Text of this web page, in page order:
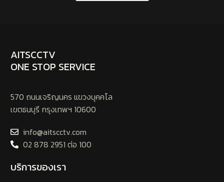
AITSCCTV
ONE STOP SERVICE
570 ถนนเจริญนคร แขวงบุคคโล
เขตธนบุรี กรุงเทพฯ 10600
info@aitscctv.com
02 878 2951 ต่อ 100
บริการของเรา